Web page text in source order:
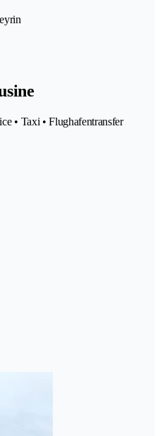
• Taxi • Flughafentransfer